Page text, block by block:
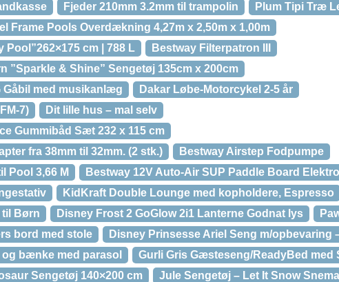
Fjeder 210mm 3.2mm til trampolin
Plum Tipi Træ
Frame Pools Overdækning 4,27m x 2,50m x 1,00m
Pool”262×175 cm | 788 L
Bestway Filterpatron III
”Sparkle & Shine” Sengetøj 135cm x 200cm
Gåbil med musikanlæg
Dakar Løbe-Motorcykel 2-5 år
7)
Dit lille hus – mal selv
Gummibåd Sæt 232 x 115 cm
fra 38mm til 32mm. (2 stk.)
Bestway Airstep Fodpumpe
Pool 3,66 M
Bestway 12V Auto-Air SUP Paddle Board
KidKraft Double Lounge med kopholdere, Espresso
til Børn
Disney Frost 2 GoGlow 2i1 Lanterne Godnat lys
bord med stole
Disney Prinsesse Ariel Seng m/opbevaring
bænke med parasol
Gurli Gris Gæsteseng/ReadyBed med
Sengetøj 140×200 cm
Jule Sengetøj – Let It Snow